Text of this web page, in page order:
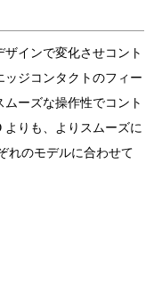
インで変化させコント
ッジコンタクトのフィー
ーズな操作性でコント
よりも、よりスムーズに
れのモデルに合わせて